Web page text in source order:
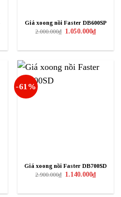
Giá xoong nồi Faster DB600SP
2.000.000₫ Giá
1.050.000₫Giá
hiện
-61%
Giá xoong nồi Faster DB700SD
2.900.000₫ Giá
1.140.000₫Giá
hiện